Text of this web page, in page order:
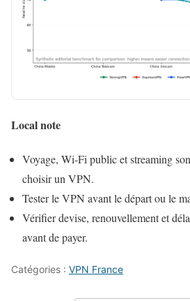
Local note
Voyage, Wi-Fi public et streaming
choisir un VPN.
Tester le VPN avant le départ ou le
Vérifier devise, renouvellement et
avant de payer.
Catégories : VPN France